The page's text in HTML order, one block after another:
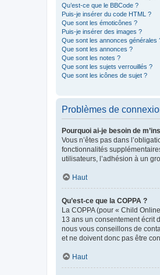
Qu’est-ce que le BBCode ?
Puis-je insérer du code HTML ?
Que sont les émoticônes ?
Puis-je insérer des images ?
Que sont les annonces générales
Que sont les annonces ?
Que sont les notes ?
Que sont les sujets verrouillés ?
Que sont les icônes de sujet ?
Problèmes de
Pourquoi ai-je besoin de
Vous n’êtes pas dans
fonctionnalités
utilisateurs, l’adhésion à un
Haut
Qu’est-ce que la COPPA ?
La COPPA (pour « Child
13 ans un consentement écrit
nous vous conseillons de
et ne doivent donc pas être
Haut